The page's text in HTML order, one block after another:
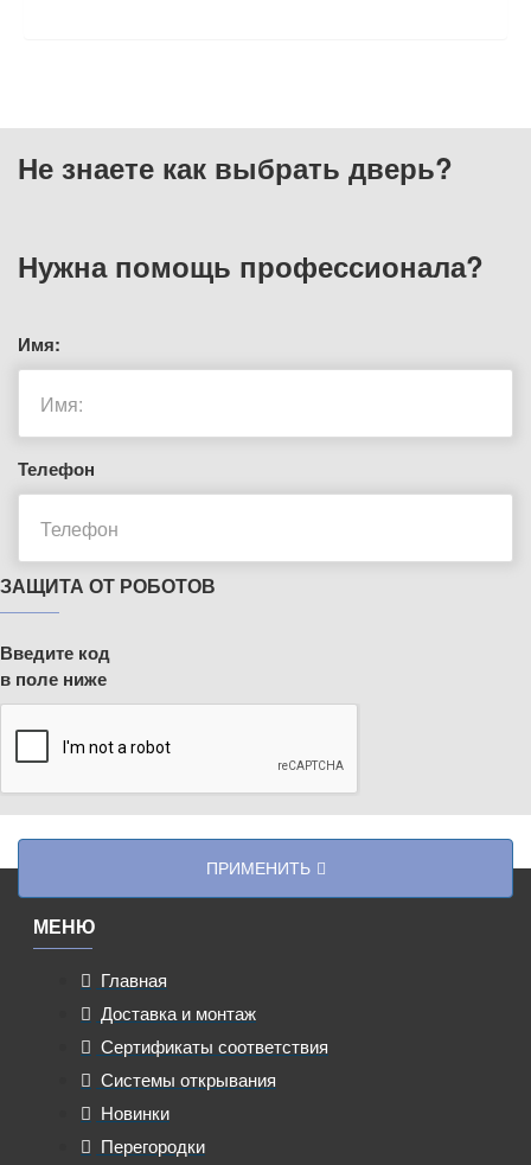
Не знаете как выбрать дверь?
Нужна помощь профессионала?
Имя:
Телефон
ЗАЩИТА ОТ РОБОТОВ
Введите код
в поле ниже
ПРИМЕНИТЬ
МЕНЮ
Главная
Доставка и монтаж
Сертификаты соответствия
Системы открывания
Новинки
Перегородки